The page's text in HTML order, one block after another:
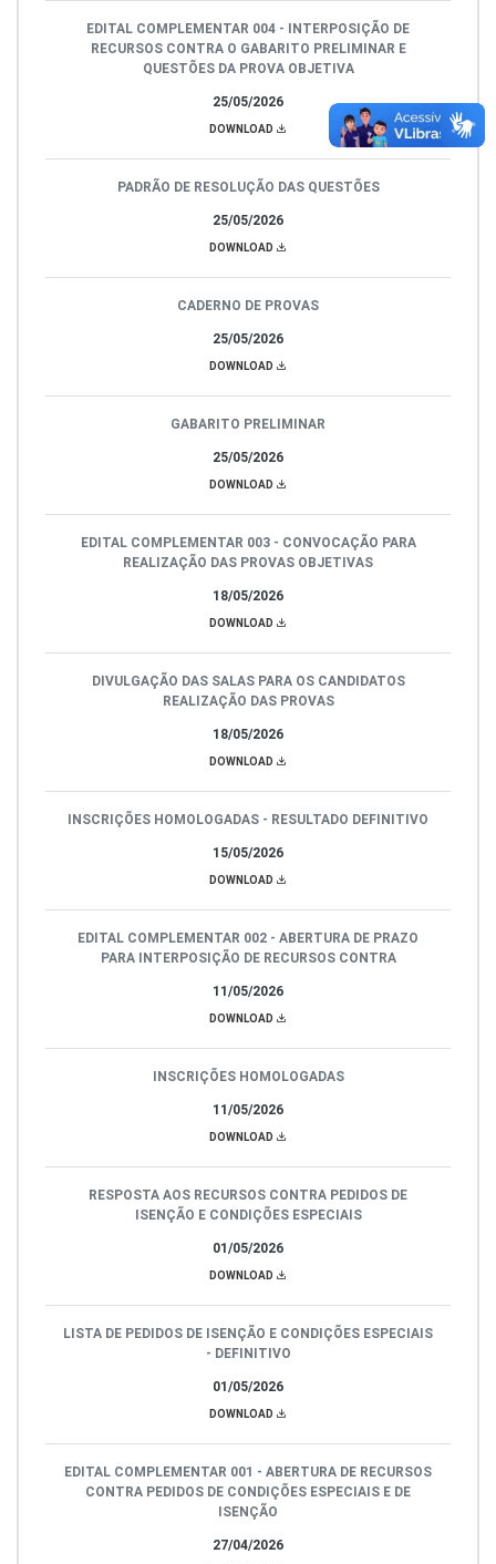
25/05/2026
EDITAL COMPLEMENTAR 004 - INTERPOSIÇÃO DE
RECURSOS CONTRA O GABARITO PRELIMINAR E
QUESTÕES DA PROVA OBJETIVA
DOWNLOAD
25/05/2026
PADRÃO DE RESOLUÇÃO DAS QUESTÕES
DOWNLOAD
25/05/2026
CADERNO DE PROVAS
DOWNLOAD
25/05/2026
GABARITO PRELIMINAR
DOWNLOAD
18/05/2026
EDITAL COMPLEMENTAR 003 - CONVOCAÇÃO PARA
REALIZAÇÃO DAS PROVAS OBJETIVAS
DOWNLOAD
18/05/2026
DIVULGAÇÃO DAS SALAS PARA OS CANDIDATOS
REALIZAÇÃO DAS PROVAS
DOWNLOAD
15/05/2026
INSCRIÇÕES HOMOLOGADAS - RESULTADO DEFINITIVO
DOWNLOAD
11/05/2026
EDITAL COMPLEMENTAR 002 - ABERTURA DE PRAZO
PARA INTERPOSIÇÃO DE RECURSOS CONTRA
DOWNLOAD
11/05/2026
INSCRIÇÕES HOMOLOGADAS
DOWNLOAD
01/05/2026
RESPOSTA AOS RECURSOS CONTRA PEDIDOS DE
ISENÇÃO E CONDIÇÕES ESPECIAIS
DOWNLOAD
01/05/2026
LISTA DE PEDIDOS DE ISENÇÃO E CONDIÇÕES ESPECIAIS
- DEFINITIVO
DOWNLOAD
27/04/2026
EDITAL COMPLEMENTAR 001 - ABERTURA DE RECURSOS
CONTRA PEDIDOS DE CONDIÇÕES ESPECIAIS E DE
ISENÇÃO